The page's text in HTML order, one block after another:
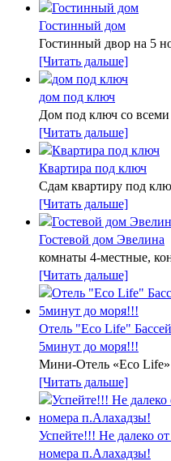
Гостинный дом
Гостинный двор на 5
[Читать дальше]
дом под ключ
Дом под ключ со всеми
[Читать дальше]
Квартира под ключ
Сдам квартиру под
[Читать дальше]
Гостевой дом Эвелина
комнаты 4-местные,
[Читать дальше]
Отель "Eco Life"
5минут до моря!!!
Мини-Отель «Eco
[Читать дальше]
Успейте!!! Не далеко
номера п.Алахадзы!